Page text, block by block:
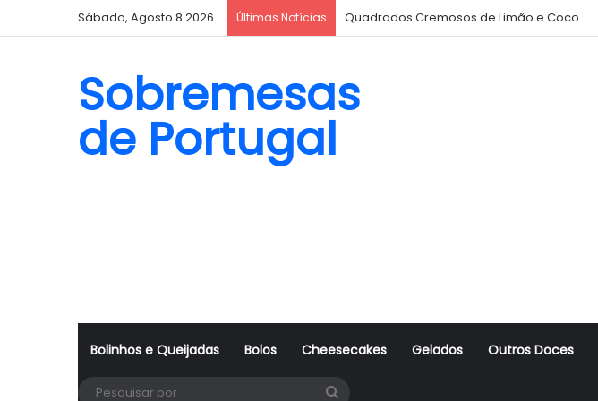
Sábado, Agosto 8 2026 Últimas Notícias Quadrados Cremosos de Limão e Coco
Sobremesas
de Portugal
Bolinhos e Queijadas Bolos Cheesecakes Gelados Outros Doces